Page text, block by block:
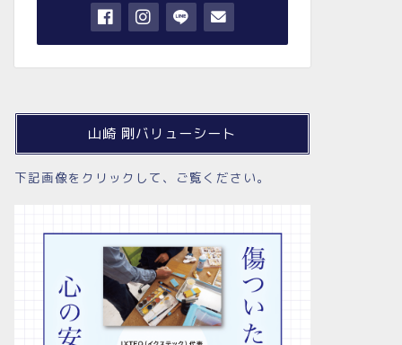
山崎 剛バリューシート
下記画像をクリックして、ご覧ください。